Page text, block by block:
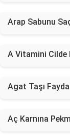
Arap Sabunu
A Vitamini Cilde
Agat Taşı
Aç Karnına